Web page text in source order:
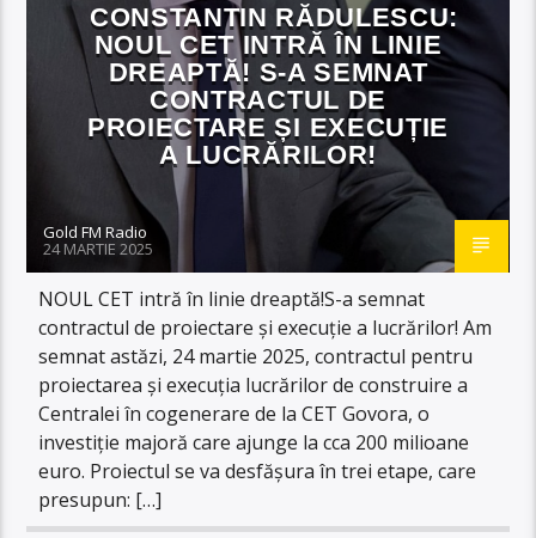
CONSTANTIN RĂDULESCU:
NOUL CET INTRĂ ÎN LINIE
DREAPTĂ! S-A SEMNAT
CONTRACTUL DE
PROIECTARE ȘI EXECUȚIE
A LUCRĂRILOR!
Gold FM Radio
24 MARTIE 2025
NOUL CET intră în linie dreaptă!S-a semnat
contractul de proiectare și execuție a lucrărilor! Am
semnat astăzi, 24 martie 2025, contractul pentru
proiectarea și execuția lucrărilor de construire a
Centralei în cogenerare de la CET Govora, o
investiție majoră care ajunge la cca 200 milioane
euro. Proiectul se va desfășura în trei etape, care
presupun: […]